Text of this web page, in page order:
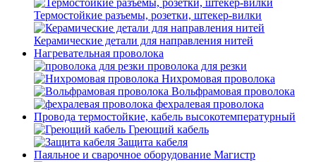
Термостойкие разъемы, розетки, штекер-вилки
Керамические детали для направления нитей
Нагревательная проволока
проволока для резки
Нихромовая проволока
Вольфрамовая проволока
фехралевая проволока
Провода термостойкие, кабель высокотемпературный
Греющий кабель
Защита кабеля
Паяльное и сварочное оборудование Магистр